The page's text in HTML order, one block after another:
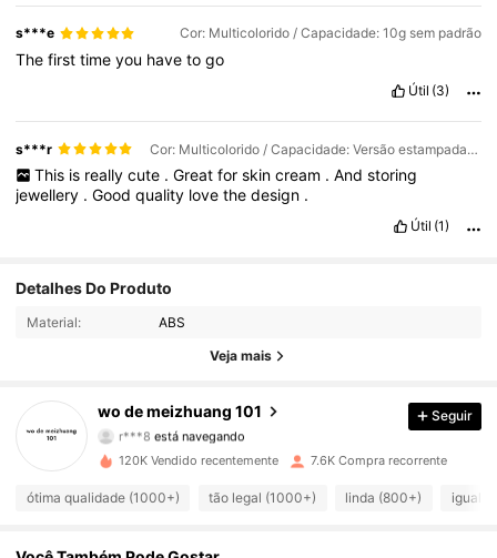
s***e Cor: Multicolorido / Capacidade: 10g sem padrão
Thefirsttimeyou havetogo
Útil (3)
s***r Cor: Multicolorido / Capacidade: Versão estampada de 100g
This is really cute . Great for skin cream . And storing
jewellery .Goodquality lovethedesign .
Útil (1)
Detalhes Do Produto
Material: ABS
Veja mais
wo de meizhuang 101
4,82 919 Seguidores
919 Seguidores
4,82
r***8 está navegando
4,82
4,82 919 Seguidores
919 Seguidores
Seguir
120K Vendido recentemente 7.6K Compra recorrente
ótima qualidade (1000+) tão legal (1000+) linda (800+) igual a